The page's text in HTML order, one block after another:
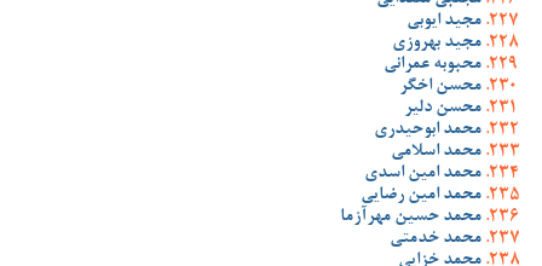
مجید ایوبی
مجید بهروزی
محبوبه عمرانی
محسن اخگر
محسن دلیر
محمد ابوحیدری
محمد اسلامی
محمد امین اسدی
محمد امین رضایی
محمد حسین مهرآزما
محمد خدمتی
محمد خزایی